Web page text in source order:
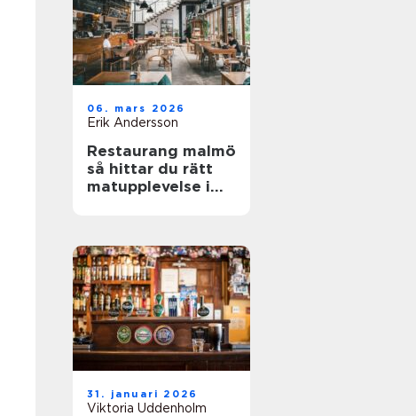
06. mars 2026
Erik Andersson
Restaurang malmö
så hittar du rätt
matupplevelse i
31. januari 2026
Viktoria Uddenholm